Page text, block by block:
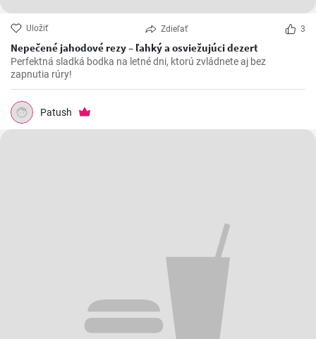
Uložiť Zdieľať 3
Nepečené jahodové rezy – ľahký a osviežujúci dezert
Perfektná sladká bodka na letné dni, ktorú zvládnete aj bez
zapnutia rúry!
Patush